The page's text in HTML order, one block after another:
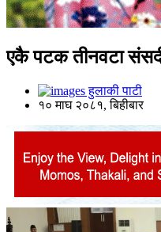
एकै पटक तीनवटा
हुलाकी पाटी
१० माघ २०८१, बिहीबार